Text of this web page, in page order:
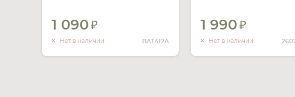
1 090
Нет в наличии BAT412A
О НАЛИЧИИ
1 990
Нет в наличии
О